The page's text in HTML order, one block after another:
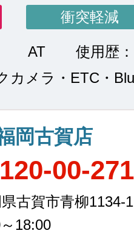
衝突軽減
AT
使用歴
カメラ・ETC・
岡古賀店
00-
古賀市青柳1134-1
18:00